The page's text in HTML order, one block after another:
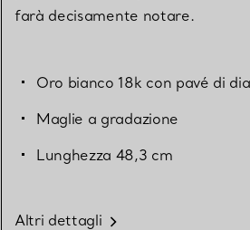
farà decisamente notare.
Oro bianco 18k con pavé di
Maglie a gradazione
Lunghezza 48,3 cm
Altri dettagli